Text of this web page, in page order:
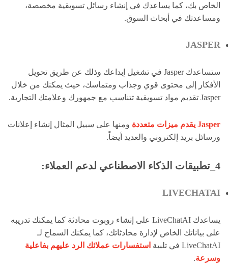
الخاص بك، كما يساعدك في إنشاء رسائل تسويقية مخصصة،
ومساعدتك في أبحاث السوق.
JASPER
ستساعدك Jasper في تشغيل إبداعك وذلك عن طريق تحويل
الأفكار إلى محتوى قوي وجذاب ومتماسك، حيث يمكنك من خلال
Jasper تقديم مواد تسويقية تتناسب مع جمهورك وعلامتك التجارية.
Jasper يقدم ميزات متعددة
ومنها على سبيل المثال إنشاء إعلانات
ورسائل بريد إلكتروني والعديد أيضاً.
4_تطبيقات الذكاء الاصطناعي لدعم العملاء:
LIVECHATAI
يساعدك LiveChatAI على إنشاء روبوت محادثة كما يمكنك تدريبه
على بياناتك الخاص لإدارة محادثاتك، كما يمكنك السماح لـ
LiveChatAI في تلبية
استفسارات عملائك الرد عليهم بفاعلية
وسرعة.